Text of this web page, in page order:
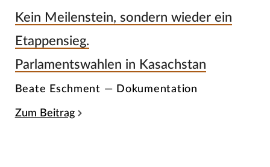
Kein Meilenstein, sondern wieder ein
Etappensieg.
Parlamentswahlen in Kasachstan
Beate Eschment — Dokumentation
Zum Beitrag